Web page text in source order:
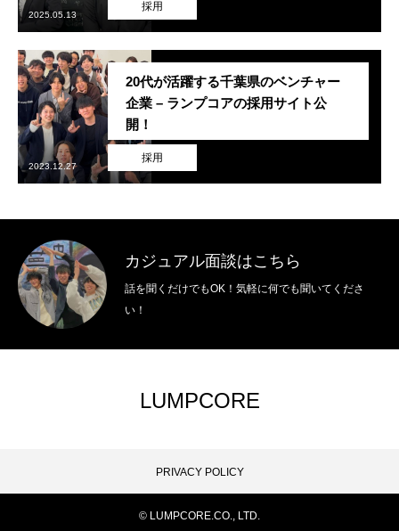
採用
2025.05.13
採用
20代が活躍する千葉県のベンチャー
企業 – ランプコアの採用サイト公
開！
2023.12.27
カジュアル面談はこちら
話を聞くだけでもOK！気軽に何でも聞いてくださ
い！
LUMPCORE
PRIVACY POLICY
© LUMPCORE.CO., LTD.